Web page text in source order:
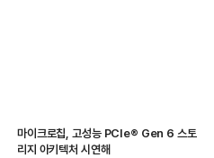
마이크로칩, 고성능 PCIe® Gen 6 스토
리지 아키텍처 시연해